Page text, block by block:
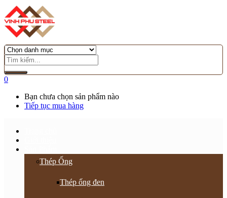
0
Bạn chưa chọn sản phẩm nào
Tiếp tục mua hàng
Thép Ống
Thép ống đen